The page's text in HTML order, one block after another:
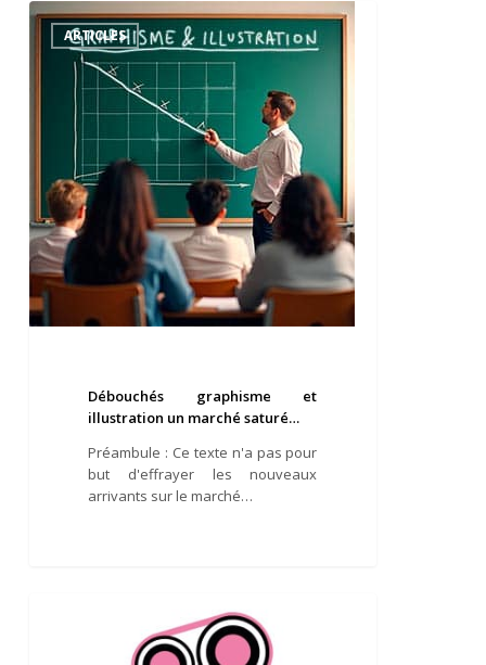
Débouchés
graphisme
illustration
marché
saturé…
ARTICLES
Débouchés graphisme et
illustration un marché saturé…
Préambule : Ce texte n'a pas pour
but d'effrayer les nouveaux
arrivants sur le marché…